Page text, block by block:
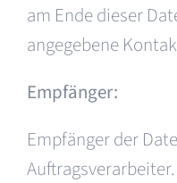
am Ende dieser
angegebene
Empfänger:
Empfänger der
Auftragsverarbeiter.